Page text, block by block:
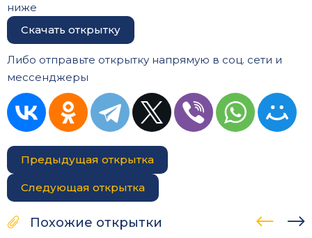
ниже
Скачать открытку
Либо отправьте открытку напрямую в соц. сети и
мессенджеры
Предыдущая открытка
Следующая открытка
Похожие открытки